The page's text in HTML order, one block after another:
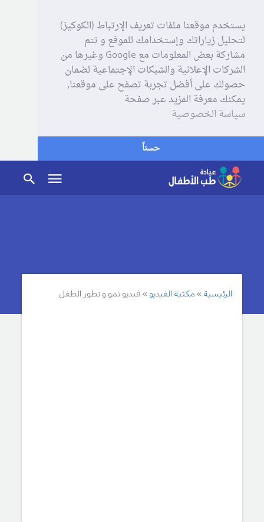
يستخدم موقعنا ملفات تعريف الإرتباط (الكوكيز)
لتحليل زياراتك وإستخدامك للموقع و تتم
مشاركة بعض المعلومات مع Google وغيرها من
الشركات الإعلانية والشبكات الإجتماعية لضمان
حصولك على أفضل تجربة تصفح على موقعنا,
يمكنك معرفة المزيد عبر صفحة
سياسة الخصوصية
حسناً
الرئيسية مكتبة الفيديو فيديو نمو و تطور الطفل